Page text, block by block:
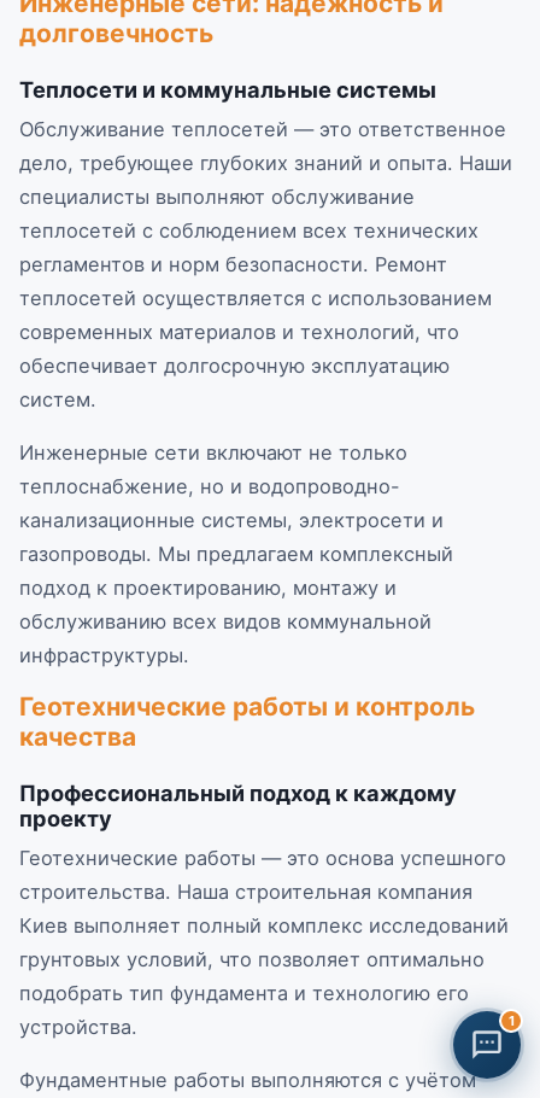
долговечность
Теплосети и коммунальные системы
Обслуживание теплосетей — это ответственное
дело, требующее глубоких знаний и опыта. Наши
специалисты выполняют обслуживание
теплосетей с соблюдением всех технических
регламентов и норм безопасности. Ремонт
теплосетей осуществляется с использованием
современных материалов и технологий, что
обеспечивает долгосрочную эксплуатацию
систем.
Инженерные сети включают не только
теплоснабжение, но и водопроводно-
канализационные системы, электросети и
газопроводы. Мы предлагаем комплексный
подход к проектированию, монтажу и
обслуживанию всех видов коммунальной
инфраструктуры.
Геотехнические работы и контроль
качества
Профессиональный подход к каждому
проекту
Геотехнические работы — это основа успешного
строительства. Наша строительная компания
Киев выполняет полный комплекс исследований
грунтовых условий, что позволяет оптимально
подобрать тип фундамента и технологию его
устройства.
Фундаментные работы выполняются с учётом
БМК "Місто Груп" — будівельна компанія Київ